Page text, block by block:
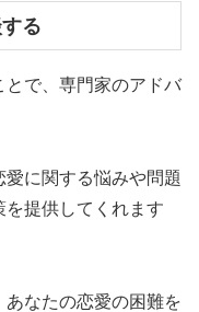
る
で、専門家のアドバ
に関する悩みや問題
提供してくれます
あなたの恋愛の困難を